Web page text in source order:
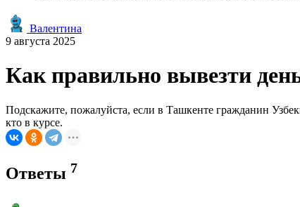
Валентина
9 августа 2025
Как правильно вывезти
Подскажите, пожалуйста, если в Ташкенте гражданин
кто в курсе.
Ответы 7